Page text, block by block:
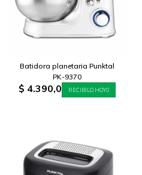
Batidora planetaria Punktal
PK-9370
$ 4.390,0 RECIBILO HOY